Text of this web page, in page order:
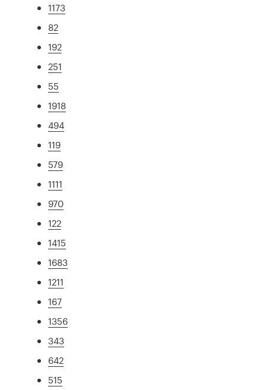
1173
82
192
251
55
1918
494
119
579
1111
970
122
1415
1683
1211
167
1356
343
642
515